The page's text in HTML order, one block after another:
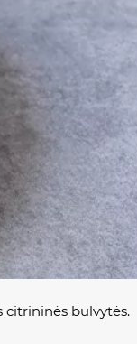
citrininės bulvytės.